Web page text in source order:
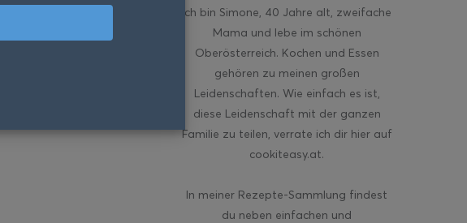
ich bin Simone, 40 Jahre alt, zweifache
Mama und lebe im schönen
Oberösterreich. Kochen und Essen
gehören zu meinen großen
Leidenschaften. Wie einfach es ist,
diese Leidenschaft mit der ganzen
Familie zu teilen, verrate ich dir hier auf
cookiteasy.at.
In meiner Rezepte-Sammlung findest
du neben einfachen und